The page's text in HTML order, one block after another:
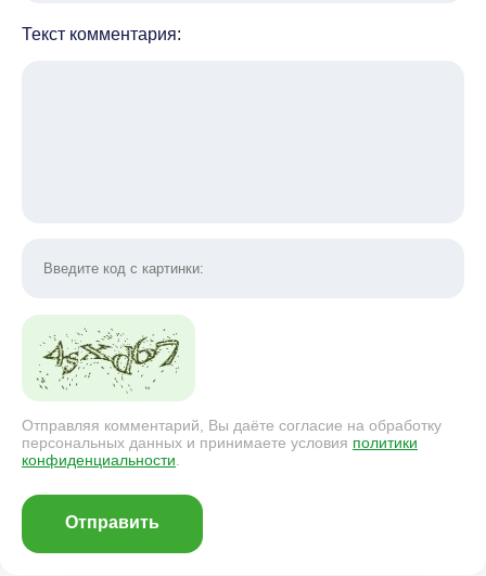
Текст комментария:
Отправляя комментарий, Вы даёте согласие на обработку
персональных данных и принимаете условия политики
конфиденциальности
Отправить